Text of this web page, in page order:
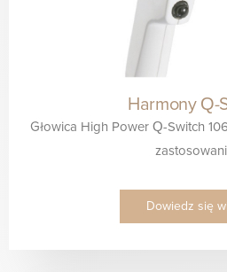
Harmony Q-
Głowica High Power Q-Switch
Dowiedz się